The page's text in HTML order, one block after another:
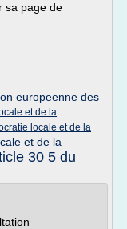
sa page de
europeenne des
et de la
locale et de la
et de la
30 5 du